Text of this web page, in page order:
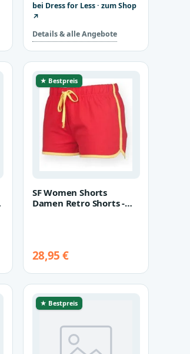
bei Dress for Less · zum Shop
↗
Details & alle Angebote
★ Bestpreis
SF Women Shorts
Damen Retro Shorts -
28,95 €
★ Bestpreis